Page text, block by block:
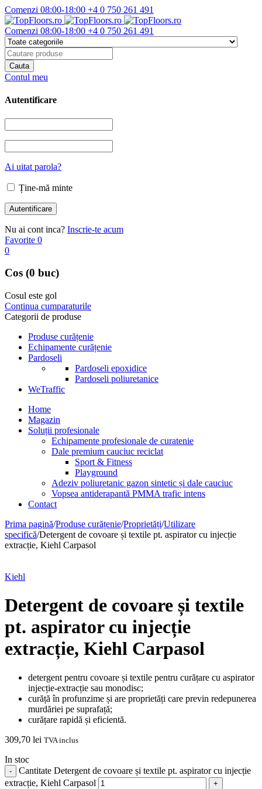
Comenzi 08:00-18:00 +4 0 750 261 491
Comenzi 08:00-18:00 +4 0 750 261 491
Contul meu
Autentificare
Ai uitat parola?
Ține-mă minte
Nu ai cont inca? Inscrie-te acum
Favorite 0
0
Cos (0 buc)
Cosul este gol
Continua cumparaturile
Categorii de produse
Produse curățenie
Echipamente curățenie
Pardoseli
Pardoseli epoxidice
Pardoseli poliuretanice
WeTraffic
Home
Magazin
Soluții profesionale
Echipamente profesionale de curatenie
Dale premium cauciuc reciclat
Sport & Fitness
Playground
Adeziv poliuretanic gazon sintetic și dale cauciuc
Vopsea antiderapantă PMMA trafic intens
Contact
Prima pagină/Produse curățenie/Proprietăți/Utilizare
specifică/Detergent de covoare și textile pt. aspirator cu injecție
extracție, Kiehl Carpasol
Kiehl
Detergent de covoare și textile
pt. aspirator cu injecție
extracție, Kiehl Carpasol
detergent pentru covoare și textile pentru curățare cu aspirator
injecție-extracție sau monodisc;
curăță în profunzime și are proprietăți care previn redepunerea
murdăriei pe suprafață;
curățare rapidă și eficientă.
309,70 lei TVA inclus
In stoc
Cantitate Detergent de covoare și textile pt. aspirator cu injecție
extracție, Kiehl Carpasol